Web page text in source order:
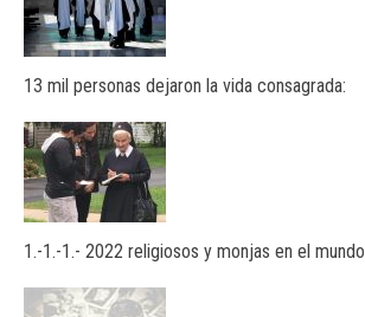
13 mil personas dejaron la vida consagrada:
1.-1.-1.- 2022 religiosos y monjas en el mundo